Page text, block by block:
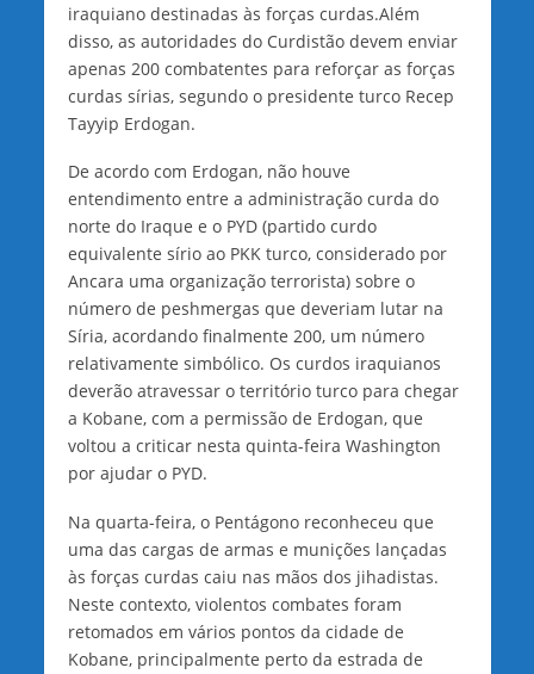
iraquiano destinadas às forças curdas.Além
disso, as autoridades do Curdistão devem enviar
apenas 200 combatentes para reforçar as forças
curdas sírias, segundo o presidente turco Recep
Tayyip Erdogan.
De acordo com Erdogan, não houve
entendimento entre a administração curda do
norte do Iraque e o PYD (partido curdo
equivalente sírio ao PKK turco, considerado por
Ancara uma organização terrorista) sobre o
número de peshmergas que deveriam lutar na
Síria, acordando finalmente 200, um número
relativamente simbólico. Os curdos iraquianos
deverão atravessar o território turco para chegar
a Kobane, com a permissão de Erdogan, que
voltou a criticar nesta quinta-feira Washington
por ajudar o PYD.
Na quarta-feira, o Pentágono reconheceu que
uma das cargas de armas e munições lançadas
às forças curdas caiu nas mãos dos jihadistas.
Neste contexto, violentos combates foram
retomados em vários pontos da cidade de
Kobane, principalmente perto da estrada de